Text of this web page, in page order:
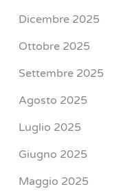
Dicembre 2025
Ottobre 2025
Settembre 2025
Agosto 2025
Luglio 2025
Giugno 2025
Maggio 2025